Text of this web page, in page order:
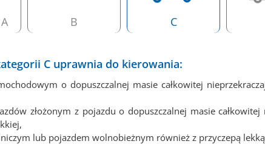
B C
C uprawnia do kierowania:
o dopuszczalnej masie całkowitej
złożonym z pojazdu o dopuszczalnej masie
lub pojazdem wolnobieżnym również z przyczepą